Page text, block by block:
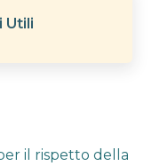
Utili
il rispetto della